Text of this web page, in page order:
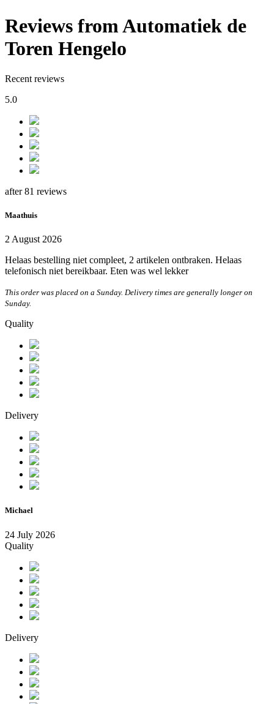
Reviews from Automatiek de
Toren Hengelo
Recent reviews
5.0
after 81 reviews
Maathuis
2 August 2026
Helaas bestelling niet compleet, 2 artikelen ontbraken. Helaas
telefonisch niet bereikbaar. Eten was wel lekker
This order was placed on a Sunday. Delivery times are generally longer on
Sunday.
Quality
Delivery
Michael
24 July 2026
Quality
Delivery